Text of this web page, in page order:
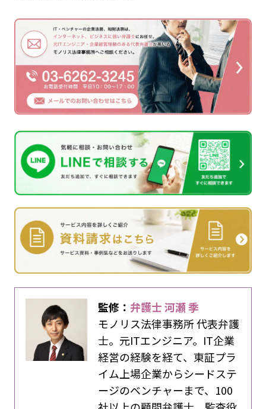
監修：弁護士 河瀬 季
モノリス法律事務所 代表弁護
士。元ITエンジニア。IT企業
経営の経験を経て、東証プラ
イム上場企業からシードステ
ージのベンチャーまで、100